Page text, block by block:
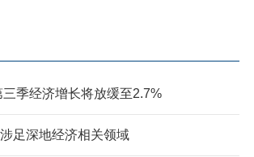
三季经济增长将放缓至2.7%
足深地经济相关领域